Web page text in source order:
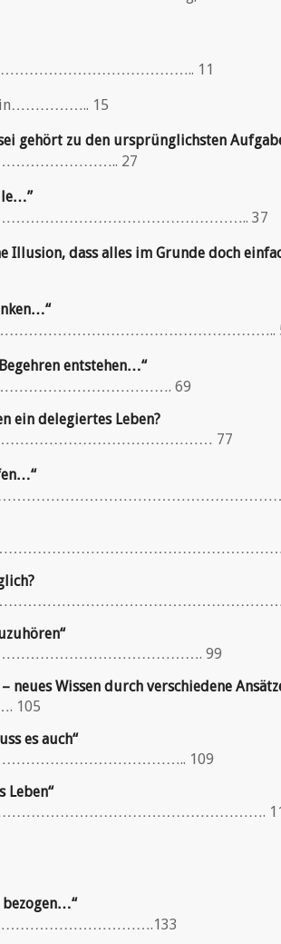
11
sein…………….. 15
gehört zu den ursprünglichsten
27
37
Illusion, dass alles im Grunde doch
entstehen…“
69
ein delegiertes Leben?
77
99
neues Wissen durch verschiedene
105
es auch“
109
Leben“